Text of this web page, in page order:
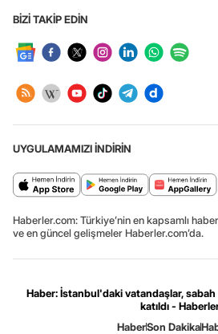
BİZİ TAKİP EDİN
UYGULAMAMIZI İNDİRİN
Haberler.com: Türkiye’nin en kapsamlı
ve en güncel gelişmeler Haberler.com’da.
Haber: İstanbul'daki vatandaşlar,
katıldı -
HaberSon Dakika